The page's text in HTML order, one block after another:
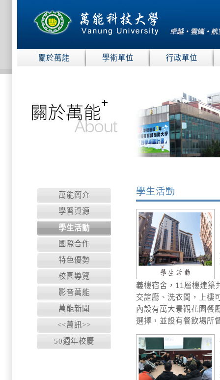
關於萬能 學術單位 行政單位
萬能簡介
學習資源
學生活動
國際合作
特色優勢
校園導覽
影音萬能
萬能新聞
<<萬訊>>
50週年校慶
學生活動
義樓宿舍，11層樓建築
交誼廳、洗衣間，上樓
內設有萬大景觀花園餐
選擇，並設有餐飲場所